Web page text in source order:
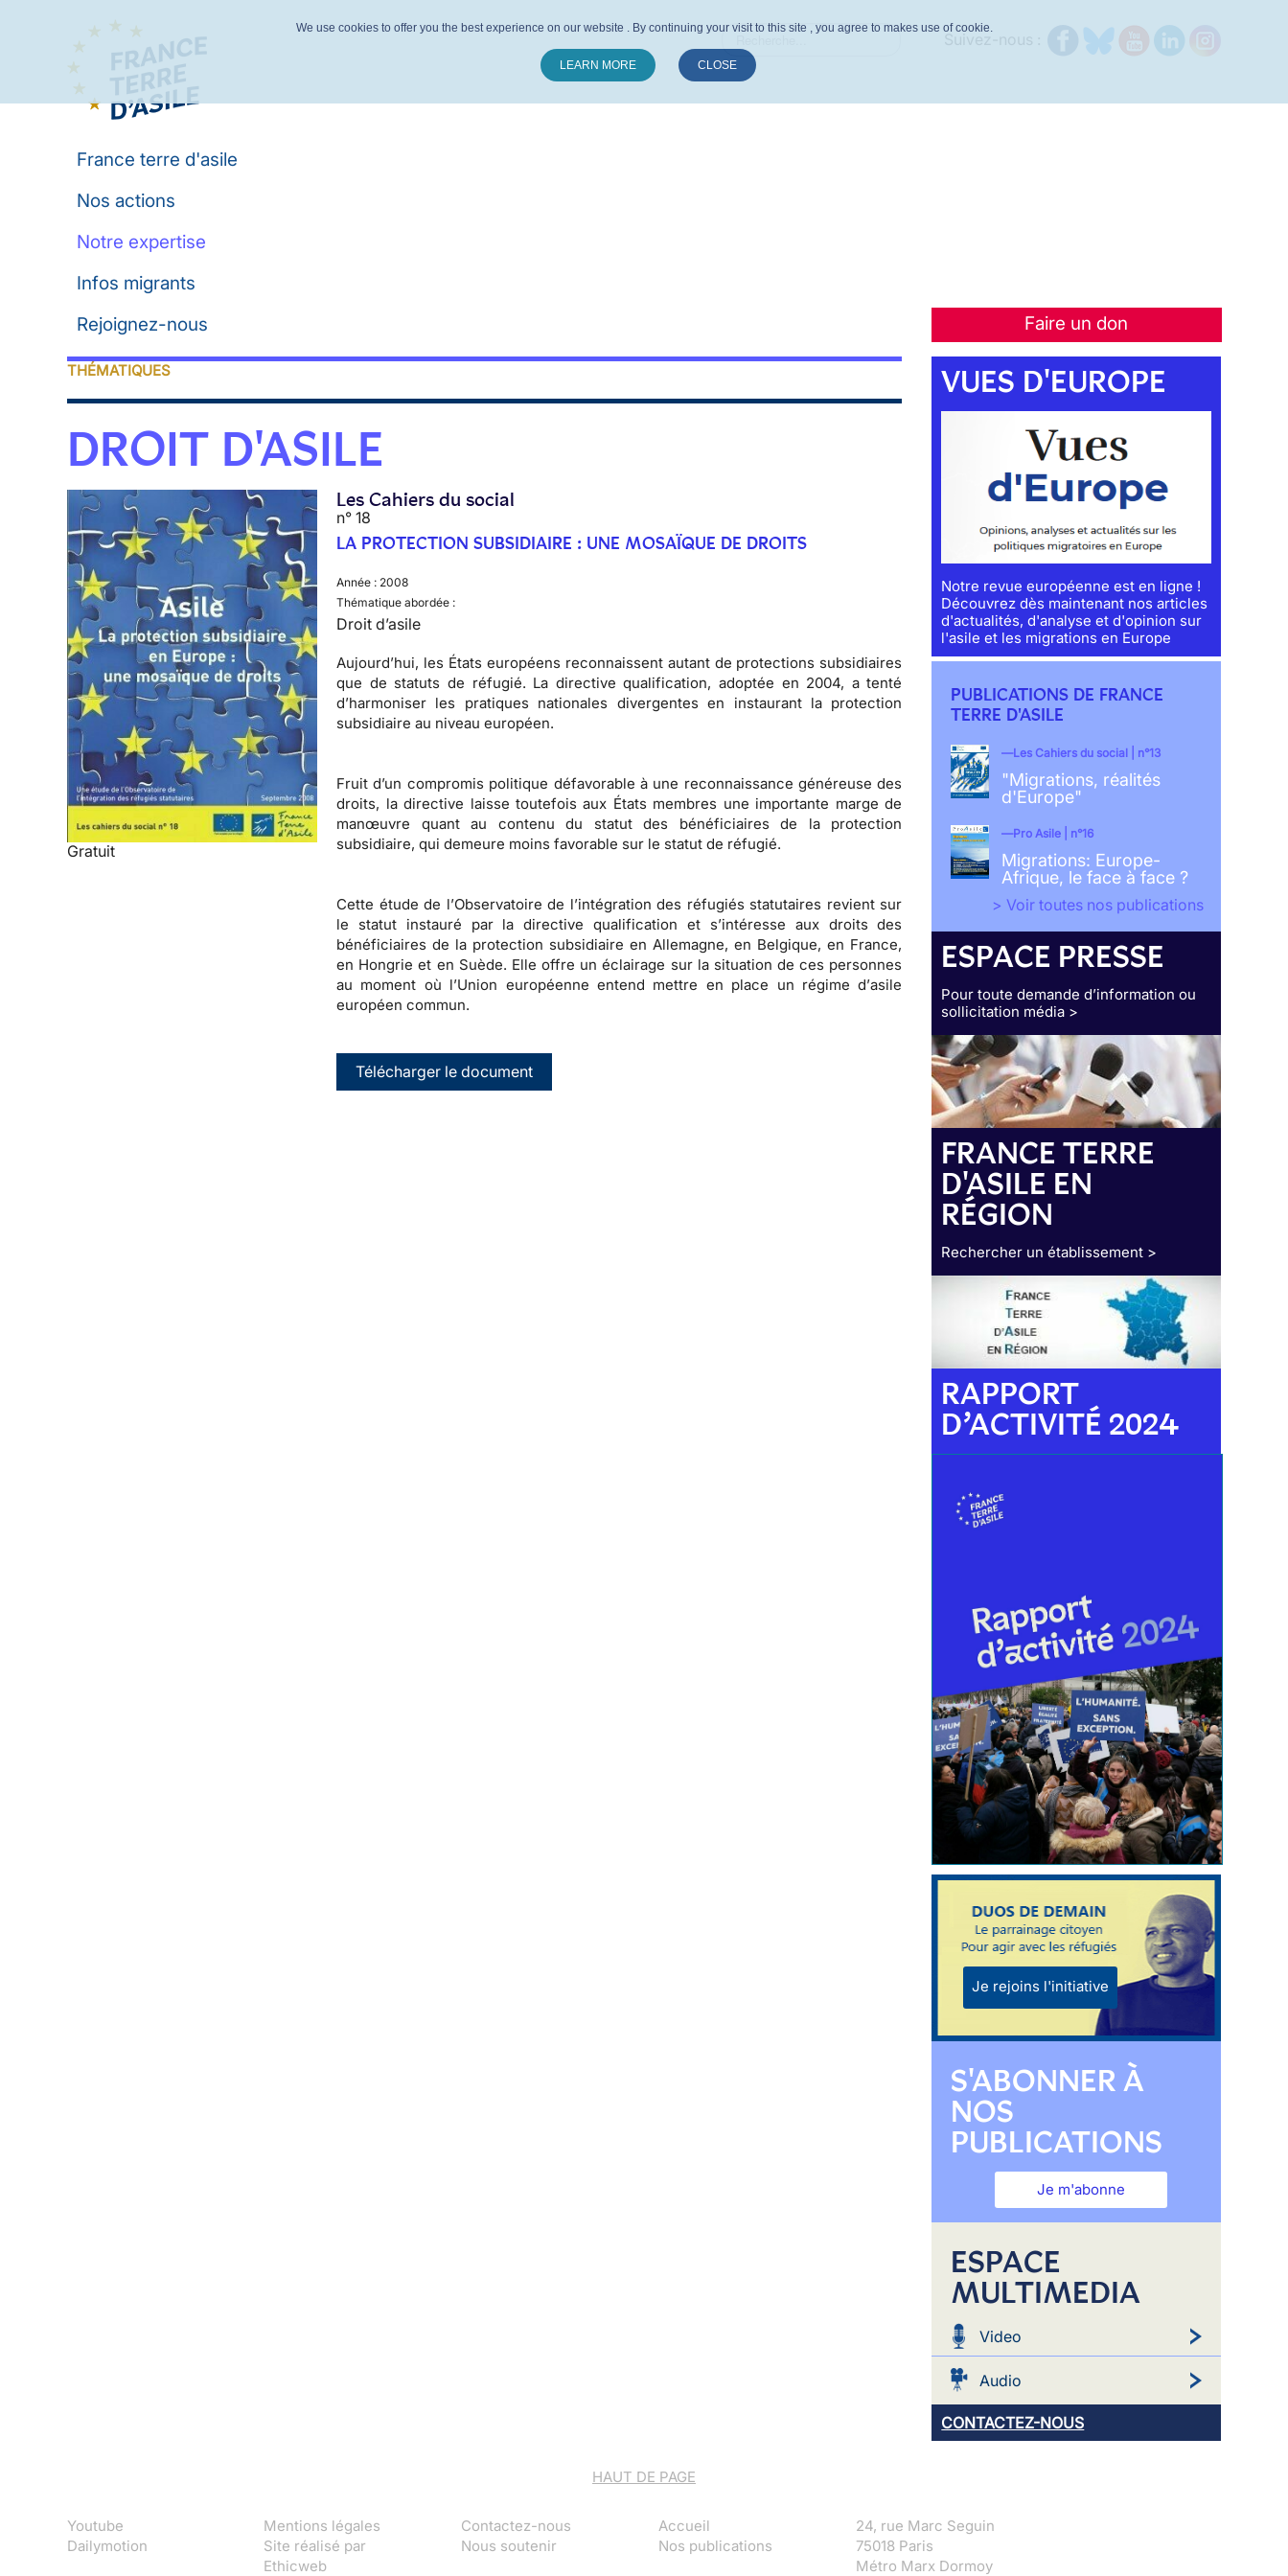
France terre d'asile
Nos actions
Notre expertise
Infos migrants
Faire un don
Rejoignez-nous
THÉMATIQUES
DROIT D'ASILE
Gratuit
Les Cahiers du social
n° 18
LA PROTECTION SUBSIDIAIRE : UNE MOSAÏQUE DE DROITS
Année : 2008
Thématique abordée :
Droit d’asile
Aujourd’hui, les États européens reconnaissent autant de protections subsidiaires
que de statuts de réfugié. La directive qualification, adoptée en 2004, a tenté
d’harmoniser les pratiques nationales divergentes en instaurant la protection
subsidiaire au niveau européen.
Fruit d’un compromis politique défavorable à une reconnaissance généreuse des
droits, la directive laisse toutefois aux États membres une importante marge de
manœuvre quant au contenu du statut des bénéficiaires de la protection
subsidiaire, qui demeure moins favorable sur le statut de réfugié.
Cette étude de l’Observatoire de l’intégration des réfugiés statutaires revient sur
le statut instauré par la directive qualification et s’intéresse aux droits des
bénéficiaires de la protection subsidiaire en Allemagne, en Belgique, en France,
en Hongrie et en Suède. Elle offre un éclairage sur la situation de ces personnes
au moment où l’Union européenne entend mettre en place un régime d’asile
européen commun.
Télécharger le document
VUES D'EUROPE
Notre revue européenne est en ligne !
Découvrez dès maintenant nos articles
d'actualités, d'analyse et d'opinion sur
l'asile et les migrations en Europe
PUBLICATIONS DE FRANCE
TERRE D'ASILE
Les Cahiers du social | n°13
"Migrations, réalités
d'Europe"
Pro Asile | n°16
Migrations: Europe-
Afrique, le face à face ?
> Voir toutes nos publications
ESPACE PRESSE
Pour toute demande d’information ou
sollicitation média >
FRANCE TERRE
D'ASILE EN
RÉGION
Rechercher un établissement >
RAPPORT
D’ACTIVITÉ 2024
Je rejoins l'initiative
S'ABONNER À
NOS
PUBLICATIONS
Je m'abonne
ESPACE
MULTIMEDIA
Video
Audio
CONTACTEZ-NOUS
HAUT DE PAGE
Youtube
Dailymotion
Mentions légales
Site réalisé par
Ethicweb
Contactez-nous
Nous soutenir
Accueil
Nos publications
24, rue Marc Seguin
75018 Paris
Métro Marx Dormoy
We use cookies to offer you the best experience on our website . By continuing your visit to this site , you agree to makes use of cookie.
LEARN MORE CLOSE